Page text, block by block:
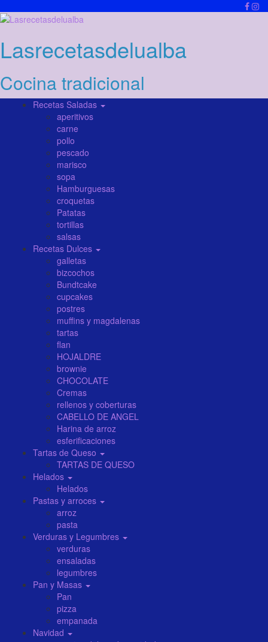
Lasrecetasdelualba
Cocina tradicional
Recetas Saladas
aperitivos
carne
pollo
pescado
marisco
sopa
Hamburguesas
croquetas
Patatas
tortillas
salsas
Recetas Dulces
galletas
bizcochos
Bundtcake
cupcakes
postres
muffins y magdalenas
tartas
flan
HOJALDRE
brownie
CHOCOLATE
Cremas
rellenos y coberturas
CABELLO DE ANGEL
Harina de arroz
esferificaciones
Tartas de Queso
TARTAS DE QUESO
Helados
Helados
Pastas y arroces
arroz
pasta
Verduras y Legumbres
verduras
ensaladas
legumbres
Pan y Masas
Pan
pizza
empanada
Navidad